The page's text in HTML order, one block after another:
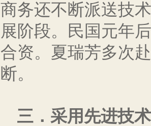
商务还不断派送技
展阶段。民国元年
合资。夏瑞芳多次
断。
三．采用先进技术